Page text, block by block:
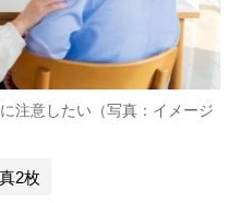
注意したい（写真：イメージ
2枚